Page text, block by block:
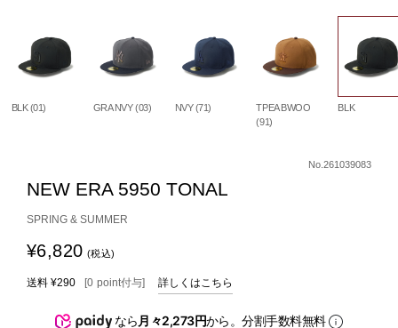
BLK (01) GRA NVY (03) NVY (71)
TPEA BWOO
(91)
BLK
No.261039083
NEW ERA 5950 TONAL
SPRING & SUMMER
¥6,820 (税込)
送料 ¥290 [0 point付与] 詳しくはこちら
なら月々2,273円から。分割手数料無料